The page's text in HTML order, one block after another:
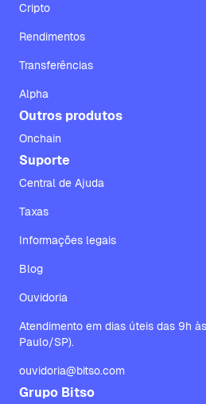
Cripto
Rendimentos
Transferências
Alpha
Outros produtos
Onchain
Suporte
Central de Ajuda
Taxas
Informações legais
Blog
Ouvidoria
Atendimento em dias úteis das 9h
Paulo/SP).
ouvidoria@bitso.com
Grupo Bitso